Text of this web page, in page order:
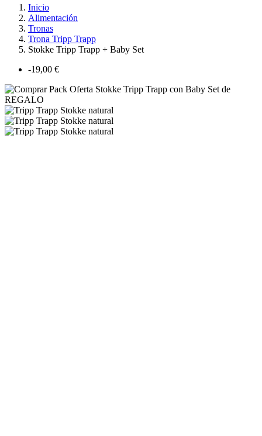
Inicio
Alimentación
Tronas
Trona Tripp Trapp
Stokke Tripp Trapp + Baby Set
-19,00 €